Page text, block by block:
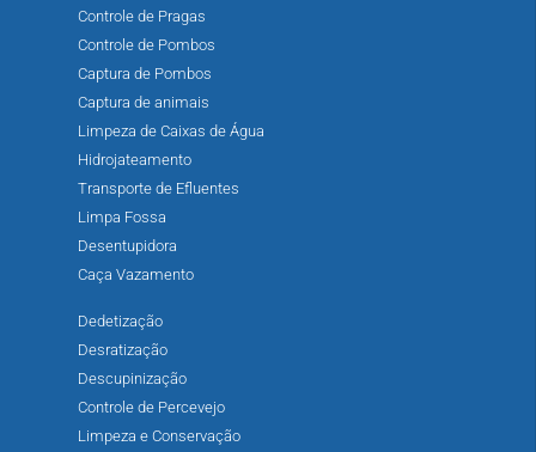
Controle de Pragas
Controle de Pombos
Captura de Pombos
Captura de animais
Limpeza de Caixas de Água
Hidrojateamento
Transporte de Efluentes
Limpa Fossa
Desentupidora
Caça Vazamento
Dedetização
Desratização
Descupinização
Controle de Percevejo
Limpeza e Conservação